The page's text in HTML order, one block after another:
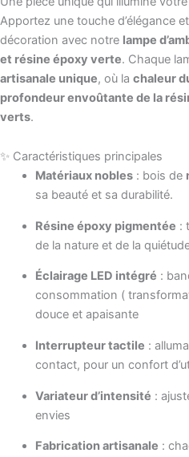
Apportez une touche d’élégance
décoration avec notre lampe
et résine époxy verte. Chaque
artisanale unique, où la chaleur
profondeur envoûtante de la
verts.
✨ Caractéristiques principales
Matériaux nobles: bois de
sa beauté et sa durabilité.
Résine époxy pigmentée :
de la nature et de la
Éclairage LED intégré :
consommation (
douce et apaisante
Interrupteur tactile :
contact, pour un confort
Variateur d’intensité :
envies
Fabrication artisanale :